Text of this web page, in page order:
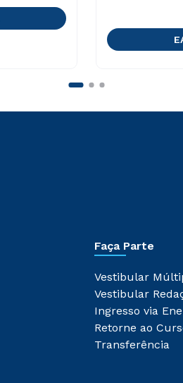
Faça Parte
Vestibular
Vestibular
Ingresso via
Retorne ao
Transferência